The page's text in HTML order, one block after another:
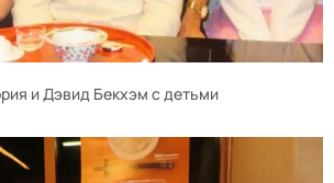
и Дэвид Бекхэм с детьми